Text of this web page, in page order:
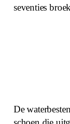
seventies broek
De